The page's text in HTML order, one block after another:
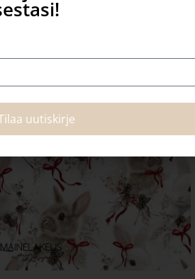
-30%
uutiskirje